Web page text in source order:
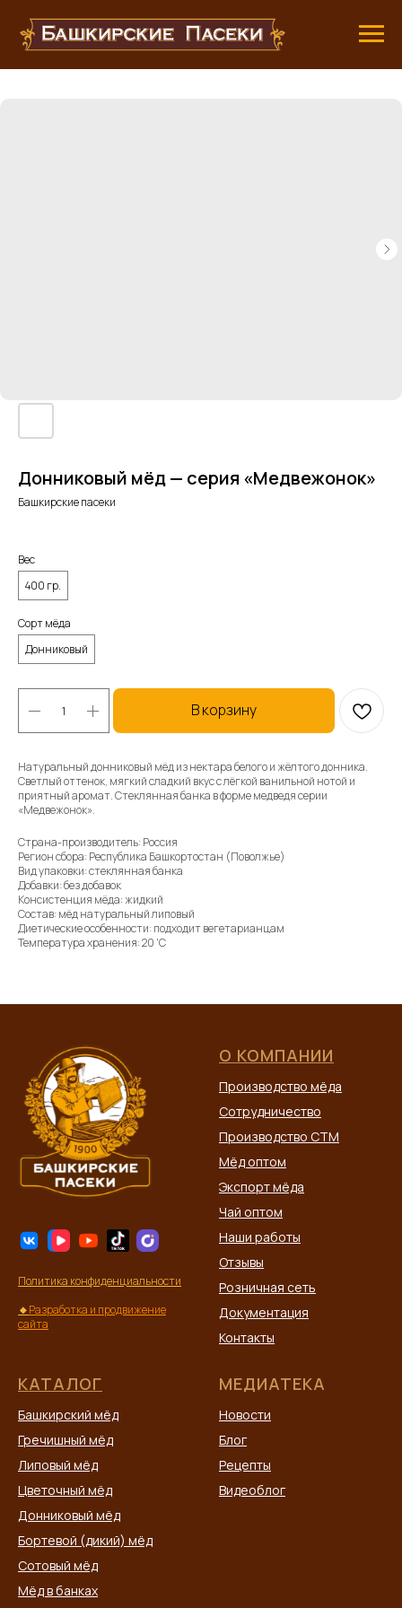
Донниковый мёд — серия «Медвежонок»
Башкирские пасеки
Вес
400 гр.
Сорт мёда
Донниковый
В корзину
Натуральный донниковый мёд из нектара белого и жёлтого донника.
Светлый оттенок, мягкий сладкий вкус с лёгкой ванильной нотой и
приятный аромат. Стеклянная банка в форме медведя серии
«Медвежонок».
Страна-производитель: Россия
Регион сбора: Республика Башкортостан (Поволжье)
Вид упаковки: стеклянная банка
Добавки: без добавок
Консистенция мёда: жидкий
Состав: мёд натуральный липовый
Диетические особенности: подходит вегетарианцам
Температура хранения: 20 'C
Политика конфиденциальности
🔸Разработка и продвижение
сайта
О КОМПАНИИ
Производство мёда
Сотрудничество
Производство СТМ
Мёд оптом
Экспорт мёда
Чай оптом
Наши работы
Отзывы
Розничная сеть
Документация
Контакты
КАТАЛОГ
Башкирский мёд
Гречишный мёд
Липовый мёд
Цветочный мёд
Донниковый мёд
Бортевой (дикий) мёд
Сотовый мёд
Мёд в банках
МЕДИАТЕКА
Новости
Блог
Рецепты
Видеоблог